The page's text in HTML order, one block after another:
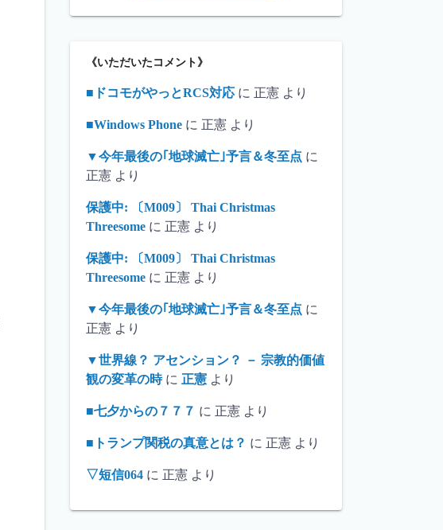
《いただいたコメント》
■ドコモがやっとRCS対応 に 正憲 より
■Windows Phone に 正憲 より
▼今年最後の｢地球滅亡｣予言＆冬至点 に
正憲 より
保護中: 〔M009〕 Thai Christmas
Threesome に 正憲 より
保護中: 〔M009〕 Thai Christmas
Threesome に 正憲 より
▼今年最後の｢地球滅亡｣予言＆冬至点 に
正憲 より
▼世界線？ アセンション？ － 宗教的価値
観の変革の時に 正憲 より
■七夕からの７７７ に 正憲 より
■トランプ関税の真意とは？ に 正憲 より
▽短信064 に 正憲 より